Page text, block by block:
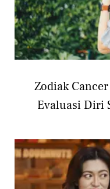
Zodiak
Evaluasi Diri